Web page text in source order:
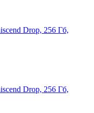
Drop, 256 Гб,
Drop, 256 Гб,